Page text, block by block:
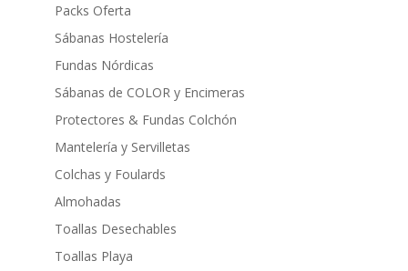
Packs Oferta
Sábanas Hostelería
Fundas Nórdicas
Sábanas de COLOR y Encimeras
Protectores & Fundas Colchón
Mantelería y Servilletas
Colchas y Foulards
Almohadas
Toallas Desechables
Toallas Playa